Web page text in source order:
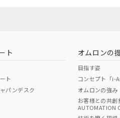
ト
ト
パンデスク
オムロンの
目指す姿
コンセプト「i-
オムロンの強み
お客様との共創
AUTOMATION